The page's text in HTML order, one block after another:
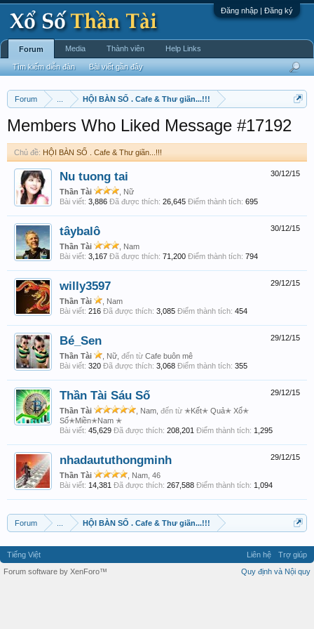
Đăng nhập | Đăng ký
Forum HỘI BÀN SỐ . Cafe & Thư giãn...!!!
Members Who Liked Message #17192
Chủ đề: HỘI BÀN SỐ . Cafe & Thư giãn...!!!
30/12/15
Nu tuong tai
Thần Tài
, Nữ
Bài viết: 3,886 Đã được thích: 26,645 Điểm thành tích: 695
30/12/15
tâybalô
Thần Tài
, Nam
Bài viết: 3,167 Đã được thích: 71,200 Điểm thành tích: 794
29/12/15
willy3597
Thần Tài
, Nam
Bài viết: 216 Đã được thích: 3,085 Điểm thành tích: 454
29/12/15
Bé_Sen
Thần Tài , Nữ, đến từ Cafe buôn mê
Bài viết: 320 Đã được thích: 3,068 Điểm thành tích: 355
29/12/15
Thần Tài Sáu Số
Thần Tài , Nam, đến từ ✭Kết✭ Quả✭ Xổ✭
Số✭Miền✭Nam ✭
Bài viết: 45,629 Đã được thích: 208,201 Điểm thành tích: 1,295
29/12/15
nhadaututhongminh
Thần Tài
, Nam, 46
Bài viết: 14,381 Đã được thích: 267,588 Điểm thành tích: 1,094
Forum HỘI BÀN SỐ . Cafe & Thư giãn...!!!
Forum
Tìm kiếm diễn đàn Bài viết gần đây
Media Thành viên Help Links
Tiếng Việt Liên hệ
Trợ giúp
Quy định và Nội quy
Forum software by XenForo™